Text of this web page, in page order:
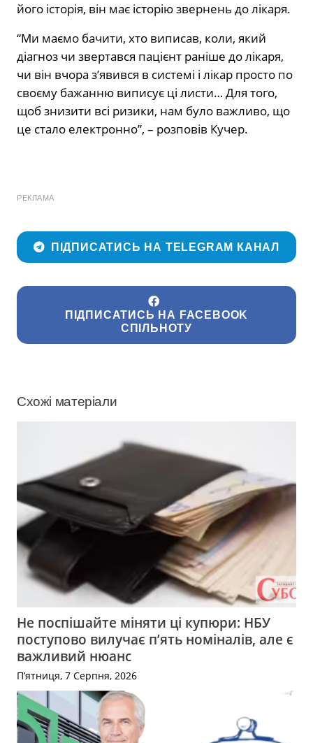
його історія, він має історію звернень до лікаря.
“Ми маємо бачити, хто виписав, коли, який
діагноз чи звертався пацієнт раніше до лікаря,
чи він вчора з’явився в системі і лікар просто по
своєму бажанню виписує ці листи… Для того,
щоб знизити всі ризики, нам було важливо, що
це стало електронно”, – розповів Кучер.
РЕКЛАМА
ПІДПИСАТИСЬ НА TELEGRAM КАНАЛ
ПІДПИСАТИСЬ НА FACEBOOK
СПІЛЬНОТУ
Схожі матеріали
Не поспішайте міняти ці купюри: НБУ
поступово вилучає п’ять номіналів, але є
важливий нюанс
П’ятниця, 7 Серпня, 2026